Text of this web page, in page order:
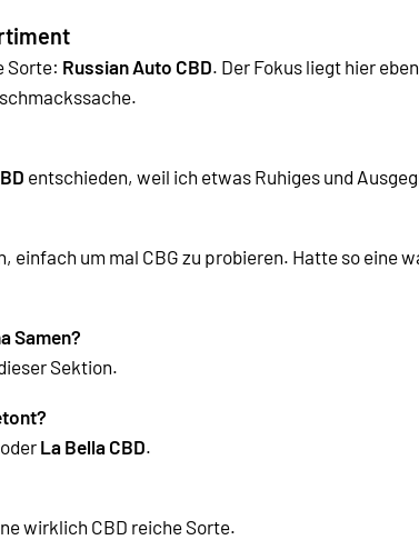
Sorte: Russian Auto CBD. Der Fokus liegt hier
entschieden, weil ich etwas Ruhiges und
einfach um mal CBG zu probieren. Hatte so eine
Samen?
Sektion.
oder La Bella CBD.
wirklich CBD reiche Sorte.